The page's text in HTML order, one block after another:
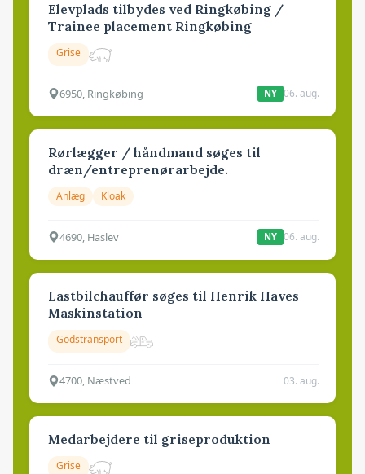
Elevplads tilbydes ved Ringkøbing /
Trainee placement Ringkøbing
Grise
6950, Ringkøbing NY 06. aug.
Rørlægger / håndmand søges til
dræn/entreprenørarbejde.
Anlæg Kloak
4690, Haslev NY 06. aug.
Lastbilchauffør søges til Henrik Haves
Maskinstation
Godstransport
4700, Næstved 03. aug.
Medarbejdere til griseproduktion
Grise